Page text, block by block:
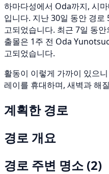
하마다성에서 Oda까지, 시
입니다. 지난 30일 동안 경
고되었습니다. 최근 7일 동
출몰은 1주 전 Oda
고되었습니다.
활동이 이렇게 가까이 있으
레이를 휴대하며, 새벽과 해
계획한 경로
경로 개요
경로 주변 명소 (2)